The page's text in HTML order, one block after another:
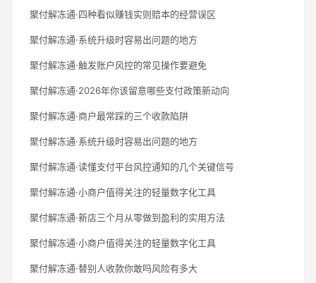
聚付解冻通·四种看似赚钱实则赔本的经营误区
聚付解冻通·系统升级时容易出问题的地方
聚付解冻通·触发账户风控的常见操作要避免
聚付解冻通·2026年你该留意哪些支付政策新动向
聚付解冻通·商户最常踩的三个收款陷阱
聚付解冻通·系统升级时容易出问题的地方
聚付解冻通·读懂支付平台风控通知的几个关键信号
聚付解冻通·小商户值得关注的轻量数字化工具
聚付解冻通·新店三个月从零做到盈利的实用方法
聚付解冻通·小商户值得关注的轻量数字化工具
聚付解冻通·替别人收款你敢吗风险有多大